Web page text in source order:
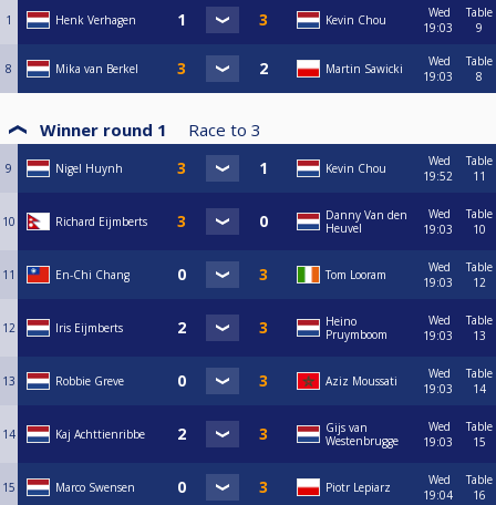
1 Henk Verhagen Kevin Chou
Wed
19:03
Table
9
8 Mika van Berkel Martin Sawicki
Wed
19:03
Table
8
Winner round 1 Race to 3
9 Nigel Huynh Kevin Chou
Wed
19:52
Table
11
10 Richard Eijmberts
Danny Van den
Heuvel
Wed
19:03
Table
10
11 En-Chi Chang Tom Looram
Wed
19:03
Table
12
12 Iris Eijmberts
Heino
Pruymboom
Wed
19:03
Table
13
13 Robbie Greve Aziz Moussati
Wed
19:03
Table
14
14 Kaj Achttienribbe
Gijs van
Westenbrugge
Wed
19:03
Table
15
15 Marco Swensen Piotr Lepiarz
Wed
19:04
Table
16